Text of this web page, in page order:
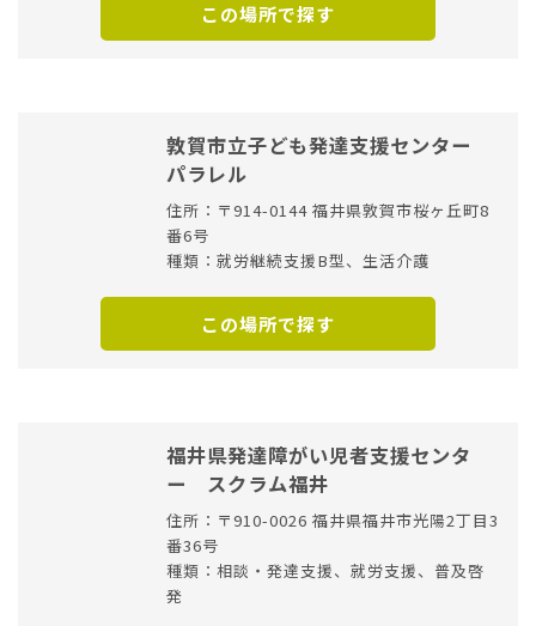
この場所で探す
敦賀市立子ども発達支援センター
パラレル
住所：〒914-0144 福井県敦賀市桜ヶ丘町8
番6号
種類：就労継続支援B型、生活介護
この場所で探す
福井県発達障がい児者支援センタ
ー スクラム福井
住所：〒910-0026 福井県福井市光陽2丁目3
番36号
種類：相談・発達支援、就労支援、普及啓
発